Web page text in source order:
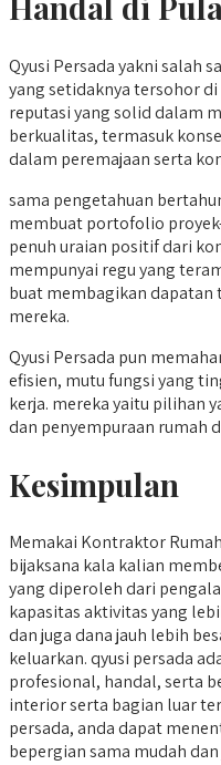
Qyusi Persada yakni salah
yang setidaknya tersohor
reputasi yang solid dalam
berkualitas, termasuk
dalam peremajaan serta
sama pengetahuan
membuat portofolio
penuh uraian positif dari
mempunyai regu yang
buat membagikan
mereka.
Qyusi Persada pun
efisien, mutu fungsi yang
kerja. mereka yaitu pilihan
dan penyempuraan rumah
Kesimpulan
Memakai Kontraktor
bijaksana kala kalian
yang diperoleh dari
kapasitas aktivitas yang
dan juga dana jauh lebih
keluarkan. qyusi persada
profesional, handal, serta
interior serta bagian luar
persada, anda dapat
bepergian sama mudah